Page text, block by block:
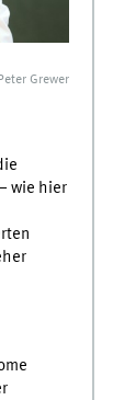
Grewer
wie hier